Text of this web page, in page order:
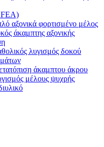
FEA)
αξονικά φορτισμένο μέλος
άκαμπτης αξονικής
λυγισμός δοκού
άκαμπτου άκρου
μέλους ψυχρής